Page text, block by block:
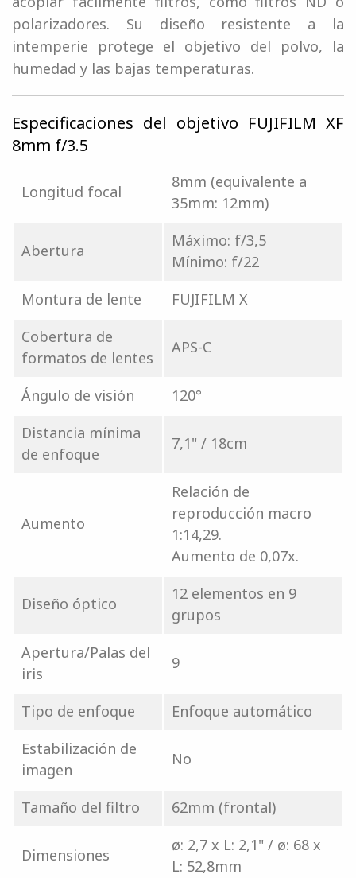
polarizadores. Su diseño resistente a la
intemperie protege el objetivo del polvo, la
humedad y las bajas temperaturas.
Especificaciones del objetivo FUJIFILM XF
8mm f/3.5
Longitud focal
8mm (equivalente a
35mm: 12mm)
Abertura
Máximo: f/3,5
Mínimo: f/22
Montura de lente
FUJIFILM X
Cobertura de
formatos de lentes
APS-C
Ángulo de visión
120°
Distancia mínima
de enfoque
7,1" / 18cm
Aumento
Relación de
reproducción macro
1:14,29.
Aumento de 0,07x.
Diseño óptico
12 elementos en 9
grupos
Apertura/Palas del
iris
9
Tipo de enfoque
Enfoque automático
Estabilización de
imagen
No
Tamaño del filtro 62mm (frontal)
Dimensiones
ø: 2,7 x L: 2,1" / ø: 68 x
L: 52,8mm